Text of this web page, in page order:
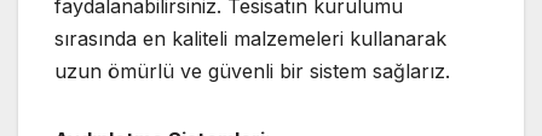
faydalanabilirsiniz. Tesisatın kurulumu
sırasında en kaliteli malzemeleri kullanarak
uzun ömürlü ve güvenli bir sistem sağlarız.